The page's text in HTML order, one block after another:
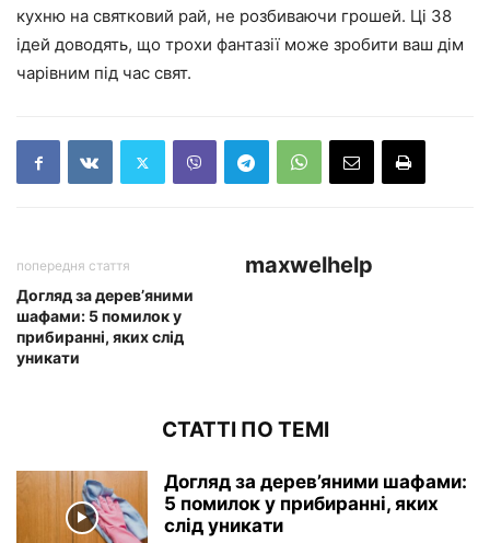
кухню на святковий рай, не розбиваючи грошей. Ці 38
ідей доводять, що трохи фантазії може зробити ваш дім
чарівним під час свят.
попередня стаття
Догляд за дерев’яними
шафами: 5 помилок у
прибиранні, яких слід
уникати
maxwelhelp
СТАТТІ ПО ТЕМІ
Догляд за дерев’яними шафами:
5 помилок у прибиранні, яких
слід уникати